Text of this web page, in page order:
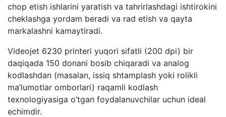
chop etish ishlarini yaratish va tahrirlashdagi ishtirokini
cheklashga yordam beradi va rad etish va qayta
markalashni kamaytiradi.
Videojet 6230 printeri yuqori sifatli (200 dpi) bir
daqiqada 150 donani bosib chiqaradi va analog
kodlashdan (masalan, issiq shtamplash yoki rolikli
ma’lumotlar omborlari) raqamli kodlash
texnologiyasiga o’tgan foydalanuvchilar uchun ideal
echimdir.